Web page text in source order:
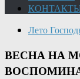
Лето
ВЕСНА НА